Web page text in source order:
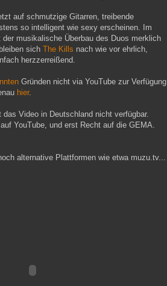
auf schmutzige Gitarren, treibende
so intelligent wie sexy erscheinen. Im
der musikalische Überbau des Duos merklich
sich The Kills nach wie vor ehrlich,
herzzerreißend.
Gründen nicht via YouTube zur Verfügung.
hier.
Video in Deutschland nicht verfügbar.
YouTube, und erst Recht auf die GEMA.
alternative Plattformen wie etwa muzu.tv...